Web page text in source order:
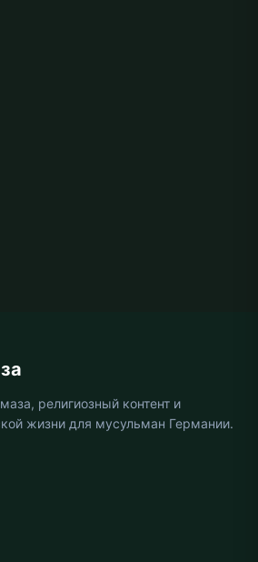
религиозный контент и
жизни для мусульман Германии.